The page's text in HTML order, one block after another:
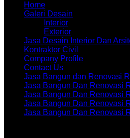
Home
Galeri Desain
Interior
Exterior
Jasa Desain Interior Dan
Kontraktor Civil
Company Profile
Contact Us
Jasa Bangun dan Renovasi
Jasa Bangun Dan Renovasi
Jasa Bangun Dan Renovasi
Jasa Bangun Dan Renovasi
Jasa Bangun Dan Renovasi